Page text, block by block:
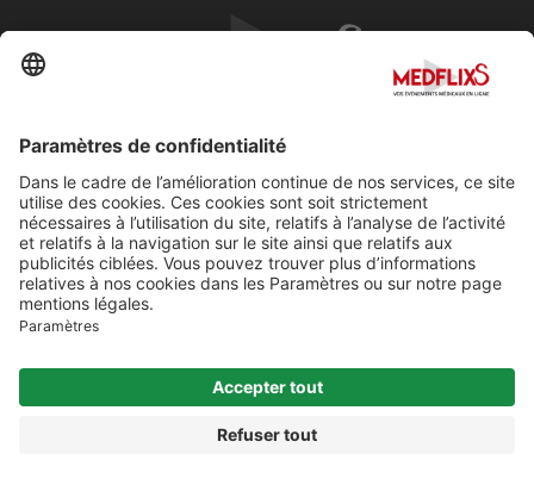
À propos de MedflixS®
Aide
Contact
Mentions légales
© Cherry For LifeScience 2026